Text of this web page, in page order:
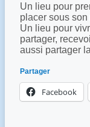
Un lieu pour
placer sous son
Un lieu pour
partager,
aussi partager
Partager
Facebook